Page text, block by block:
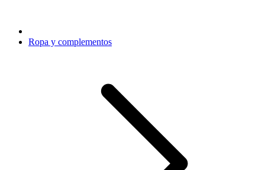
Ropa y complementos